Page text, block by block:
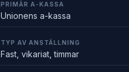
PRIMÄR A-KASSA
Unionens a-kassa
TYP AV ANSTÄLLNING
Fast, vikariat, timmar